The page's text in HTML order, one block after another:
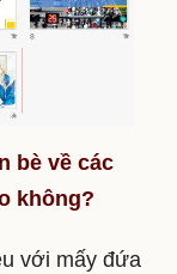
bè về các
không?
với mấy đứa